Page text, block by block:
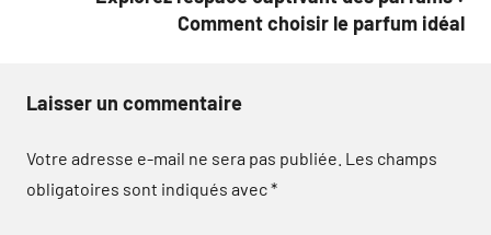
Comment choisir le parfum idéal
Laisser un commentaire
Votre adresse e-mail ne sera pas publiée. Les champs
obligatoires sont indiqués avec*